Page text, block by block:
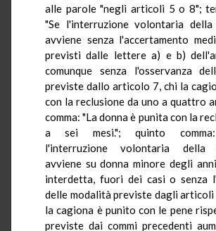
alle parole "negli articoli 5 o 8";
"Se l'interruzione volontaria della
avviene senza l'accertamento
previsti dalle lettere a) e b)
comunque senza l'osservanza
previste dallo articolo 7, chi la
con la reclusione da uno a quattro
comma: "La donna è punita con la
a sei mesi."; quinto comma:
l'interruzione volontaria della
avviene su donna minore degli
interdetta, fuori dei casi o senza
delle modalità previste dagli articoli
la cagiona è punito con le pene
previste dai commi precedenti